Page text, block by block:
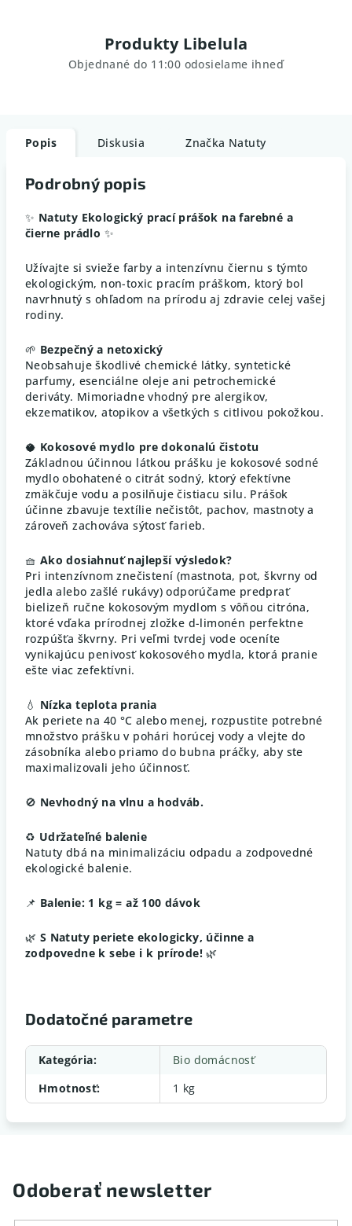
Produkty Libelula
Objednané do 11:00 odosielame ihneď
Popis Diskusia Značka Natuty
Podrobný popis
✨ Natuty Ekologický prací prášok na farebné a
čierne prádlo ✨
Užívajte si svieže farby a intenzívnu čiernu s týmto
ekologickým, non-toxic pracím práškom, ktorý bol
navrhnutý s ohľadom na prírodu aj zdravie celej vašej
rodiny.
🌱 Bezpečný a netoxický
Neobsahuje škodlivé chemické látky, syntetické
parfumy, esenciálne oleje ani petrochemické
deriváty. Mimoriadne vhodný pre alergikov,
ekzematikov, atopikov a všetkých s citlivou pokožkou.
🥥 Kokosové mydlo pre dokonalú čistotu
Základnou účinnou látkou prášku je kokosové sodné
mydlo obohatené o citrát sodný, ktorý efektívne
zmäkčuje vodu a posilňuje čistiacu silu. Prášok
účinne zbavuje textílie nečistôt, pachov, mastnoty a
zároveň zachováva sýtosť farieb.
🧺 Ako dosiahnuť najlepší výsledok?
Pri intenzívnom znečistení (mastnota, pot, škvrny od
jedla alebo zašlé rukávy) odporúčame predprať
bielizeň ručne kokosovým mydlom s vôňou citróna,
ktoré vďaka prírodnej zložke d-limonén perfektne
rozpúšťa škvrny. Pri veľmi tvrdej vode oceníte
vynikajúcu penivosť kokosového mydla, ktorá pranie
ešte viac zefektívni.
💧 Nízka teplota prania
Ak periete na 40 °C alebo menej, rozpustite potrebné
množstvo prášku v pohári horúcej vody a vlejte do
zásobníka alebo priamo do bubna práčky, aby ste
maximalizovali jeho účinnosť.
🚫 Nevhodný na vlnu a hodváb.
♻️ Udržateľné balenie
Natuty dbá na minimalizáciu odpadu a zodpovedné
ekologické balenie.
📌 Balenie: 1 kg = až 100 dávok
🌿 S Natuty periete ekologicky, účinne a
zodpovedne k sebe i k prírode! 🌿
Dodatočné parametre
Kategória:
Bio domácnosť
Hmotnosť: 1 kg
Odoberať newsletter